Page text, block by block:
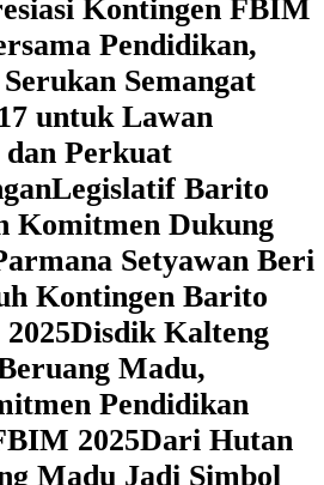
Kontingen FBIM
Pendidikan,
Semangat
untuk Lawan
Perkuat
Legislatif Barito
Komitmen Dukung
Setyawan Beri
Kontingen Barito
Disdik Kalteng
Madu,
Pendidikan
2025‎Dari Hutan
Madu Jadi Simbol